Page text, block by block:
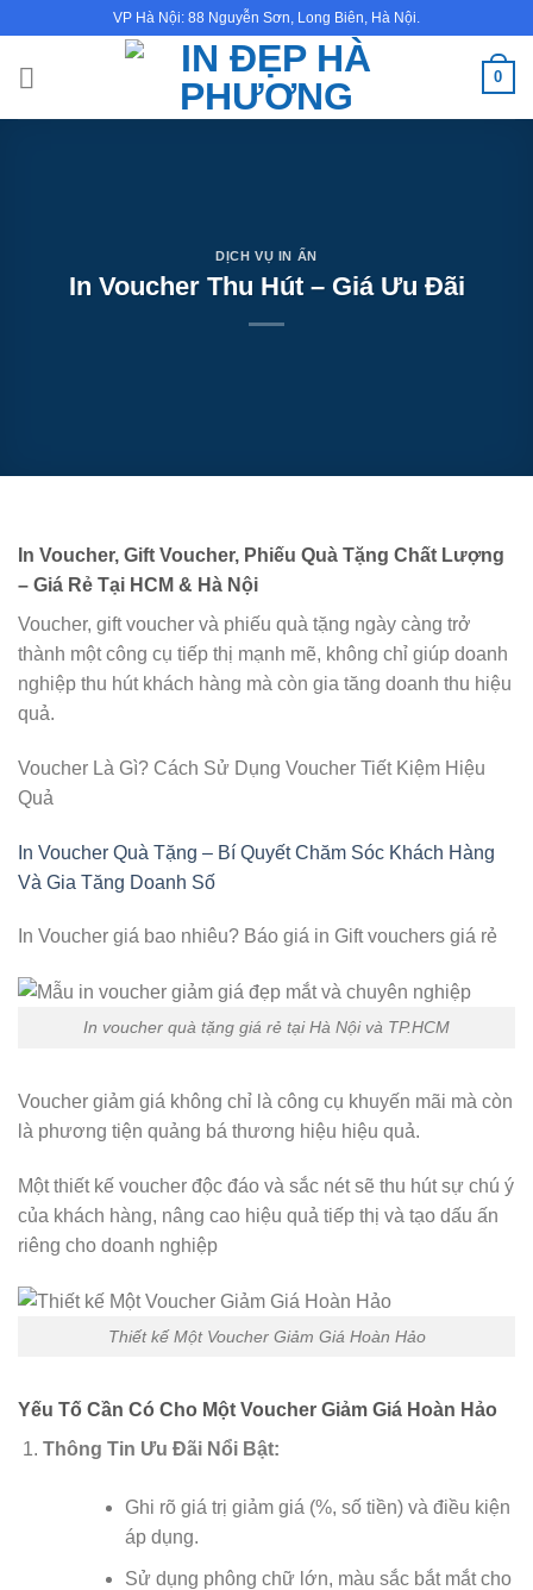
nội
VP Hà Nội: 88 Nguyễn Sơn, Long Biên, Hà Nội.
0
DỊCH VỤ IN ẤN
In Voucher Thu Hút – Giá Ưu Đãi
In Voucher, Gift Voucher, Phiếu Quà Tặng Chất Lượng
– Giá Rẻ Tại HCM & Hà Nội
Voucher, gift voucher và phiếu quà tặng ngày càng trở
thành một công cụ tiếp thị mạnh mẽ, không chỉ giúp doanh
nghiệp thu hút khách hàng mà còn gia tăng doanh thu hiệu
quả.
Voucher Là Gì? Cách Sử Dụng Voucher Tiết Kiệm Hiệu
Quả
In Voucher Quà Tặng – Bí Quyết Chăm Sóc Khách Hàng
Và Gia Tăng Doanh Số
In Voucher giá bao nhiêu? Báo giá in Gift vouchers giá rẻ
In voucher quà tặng giá rẻ tại Hà Nội và TP.HCM
Voucher giảm giá không chỉ là công cụ khuyến mãi mà còn
là phương tiện quảng bá thương hiệu hiệu quả.
Một thiết kế voucher độc đáo và sắc nét sẽ thu hút sự chú ý
của khách hàng, nâng cao hiệu quả tiếp thị và tạo dấu ấn
riêng cho doanh nghiệp
Thiết kế Một Voucher Giảm Giá Hoàn Hảo
Yếu Tố Cần Có Cho Một Voucher Giảm Giá Hoàn Hảo
Thông Tin Ưu Đãi Nổi Bật:
Ghi rõ giá trị giảm giá (%, số tiền) và điều kiện
áp dụng.
Sử dụng phông chữ lớn, màu sắc bắt mắt cho